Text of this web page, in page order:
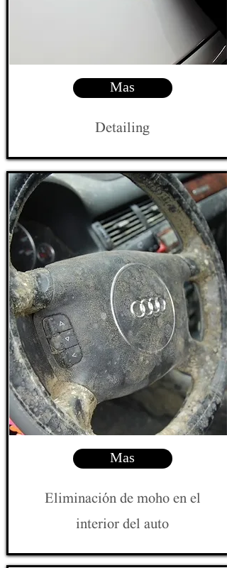
Mas
Detailing
Mas
Eliminación de moho en el
interior del auto